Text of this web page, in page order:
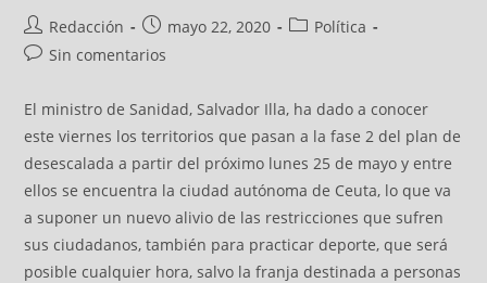
Redacción mayo 22, 2020
Política
Sin comentarios
El ministro de Sanidad, Salvador Illa, ha dado a conocer
este viernes los territorios que pasan a la fase 2 del plan de
desescalada a partir del próximo lunes 25 de mayo y entre
ellos se encuentra la ciudad autónoma de Ceuta, lo que va
a suponer un nuevo alivio de las restricciones que sufren
sus ciudadanos, también para practicar deporte, que será
posible cualquier hora, salvo la franja destinada a personas